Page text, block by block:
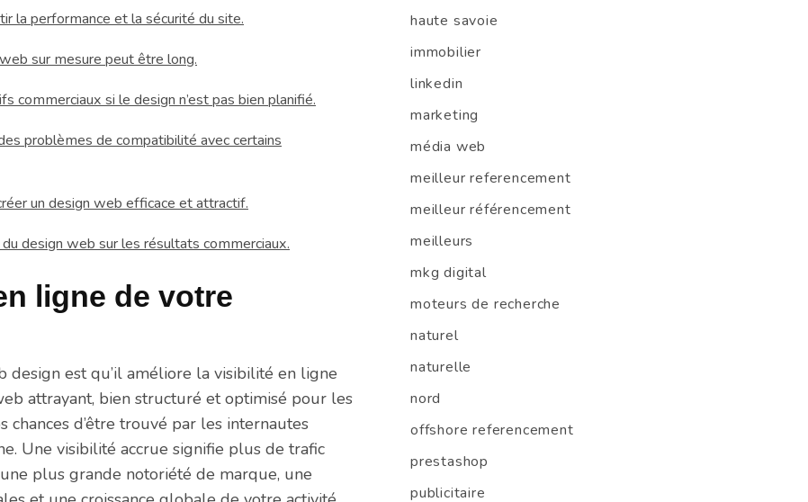
la performance et la sécurité du site.
sur mesure peut être long.
commerciaux si le design n’est pas bien planifié.
problèmes de compatibilité avec certains
un design web efficace et attractif.
design web sur les résultats commerciaux.
ligne de votre
design est qu’il améliore la visibilité en ligne
attrayant, bien structuré et optimisé pour les
d’être trouvé par les internautes
Une visibilité accrue signifie plus de trafic
plus grande notoriété de marque, une
haute savoie
immobilier
linkedin
marketing
média web
meilleur referencement
meilleur référencement
meilleurs
mkg digital
moteurs de recherche
naturel
naturelle
nord
offshore referencement
prestashop
publicitaire